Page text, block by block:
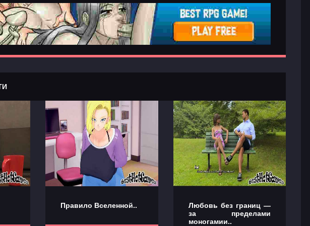
Правило Вселенной..
Любовь без границ —
за пределами
моногамии..